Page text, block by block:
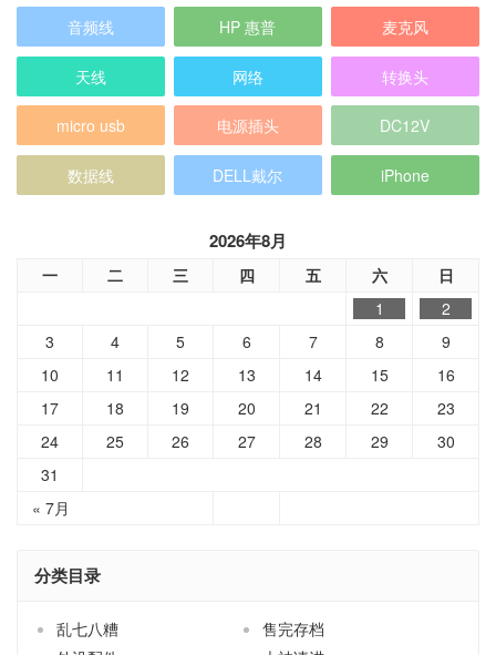
音频线 HP 惠普 麦克风
天线 网络 转换头
micro usb 电源插头 DC12V
数据线 DELL戴尔 iPhone
2026年8月
一 二 三 四 五 六 日
« 7月
1
2
3
4 5 6 7 8
9
10
11 12 13 14 15
16
17
18 19 20 21 22
23
24
25 26 27 28 29
30
31
分类目录
乱七八糟
售完存档